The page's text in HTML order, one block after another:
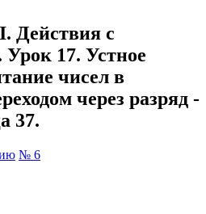
Действия с
17. Устное
чисел в
через разряд -
37.
№ 6